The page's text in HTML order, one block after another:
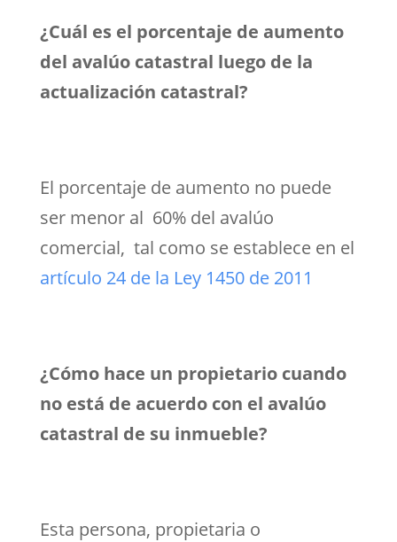
¿Cuál es el porcentaje de aumento
del avalúo catastral luego de la
actualización catastral?
El porcentaje de aumento no puede
ser menor al 60% del avalúo
comercial, tal como se establece en el
artículo 24 de la Ley 1450 de 2011
¿Cómo hace un propietario cuando
no está de acuerdo con el avalúo
catastral de su inmueble?
Esta persona, propietaria o